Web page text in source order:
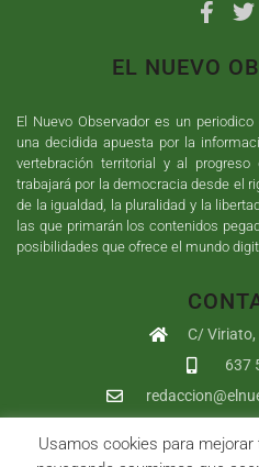
EL NUEVO
El Nuevo Observador es un
una decidida apuesta por la
vertebración territorial y al
trabajará por la democracia desde el
de la igualdad, la pluralidad y la
las que primarán los contenidos
posibilidades que ofrece el mundo
C/ Viriato,
637
Copyright ©2026 El Nuevo
Usamos cookies para